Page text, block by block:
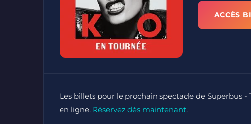
ACCÈS
Les billets pour le prochain spectacle de Superbus
en ligne. Réservez dès maintenant.